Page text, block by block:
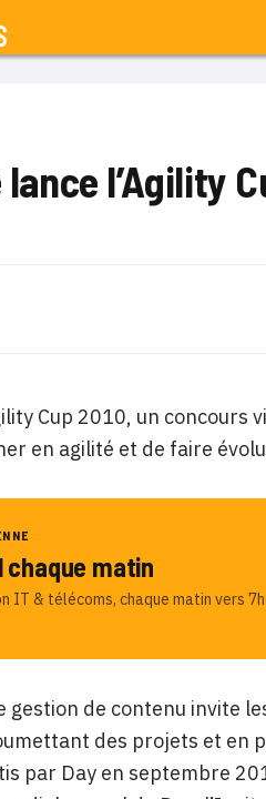
l’Agility
Cup 2010, un
en agilité et de faire
chaque matin
IT & télécoms, chaque matin vers 7h
gestion de contenu invite
des projets et en
par Day en septembre